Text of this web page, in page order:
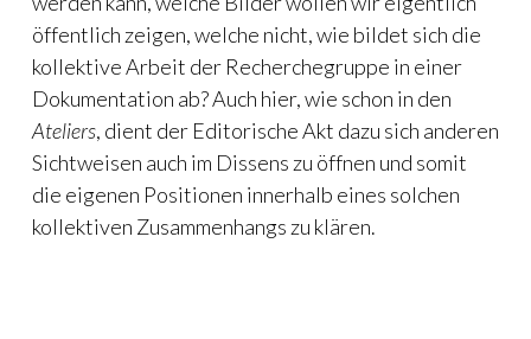
öffentlich zeigen, welche nicht, wie bildet sich die
kollektive Arbeit der Recherchegruppe in einer
Dokumentation ab? Auch hier, wie schon in den
Ateliers, dient der Editorische Akt dazu sich anderen
Sichtweisen auch im Dissens zu öffnen und somit
die eigenen Positionen innerhalb eines solchen
kollektiven Zusammenhangs zu klären.